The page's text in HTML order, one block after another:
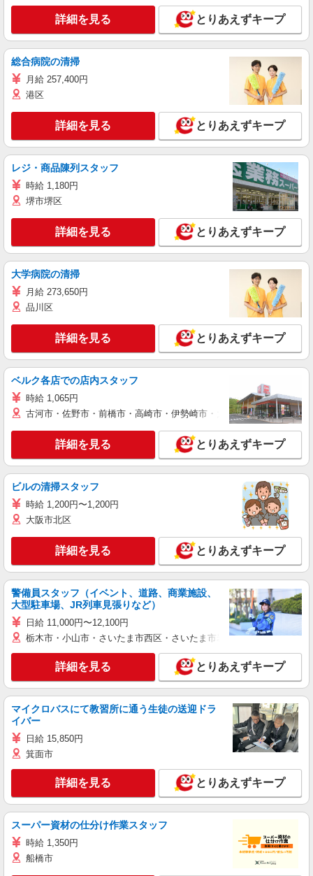
詳細を見る とりあえずキープ
総合病院の清掃
月給 257,400円
港区
詳細を見る とりあえずキープ
レジ・商品陳列スタッフ
時給 1,180円
堺市堺区
詳細を見る とりあえずキープ
大学病院の清掃
月給 273,650円
品川区
詳細を見る とりあえずキープ
ベルク各店での店内スタッフ
時給 1,065円
古河市・佐野市・前橋市・高崎市・伊勢崎市・太田市・館林市・藤
詳細を見る とりあえずキープ
ビルの清掃スタッフ
時給 1,200円〜1,200円
大阪市北区
詳細を見る とりあえずキープ
警備員スタッフ（イベント、道路、商業施設、
大型駐車場、JR列車見張りなど）
日給 11,000円〜12,100円
栃木市・小山市・さいたま市西区・さいたま市岩槻区・久喜市・蓮田
詳細を見る とりあえずキープ
マイクロバスにて教習所に通う生徒の送迎ドラ
イバー
日給 15,850円
箕面市
詳細を見る とりあえずキープ
スーパー資材の仕分け作業スタッフ
時給 1,350円
船橋市